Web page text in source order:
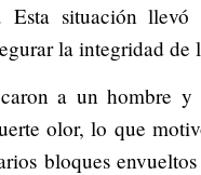
Esta situación
la integridad de
a un hombre
olor, lo que
bloques